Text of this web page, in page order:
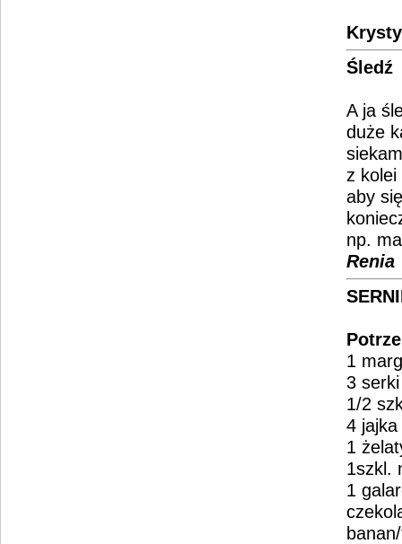
Śledź
A ja
duże
z
aby
np.
Renia
1
3
1/2
4 jajka
1
1szkl.
1